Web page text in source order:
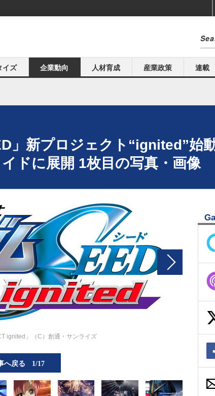
イズ 企業動向 人材育成 産業政策 連載
」新プロジェクト“ignited”始
ドに展開 1枚目の写真・画像
ignited」（C）創通・サンライズ
へ戻る 1/17